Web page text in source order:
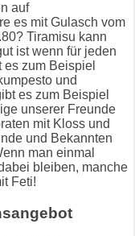
auf
es mit Gulasch vom
Tiramisu kann
ist wenn für jeden
zum Beispiel
und
es zum Beispiel
unserer Freunde
mit Kloss und
und Bekannten
man einmal
bleiben, manche
Feti!